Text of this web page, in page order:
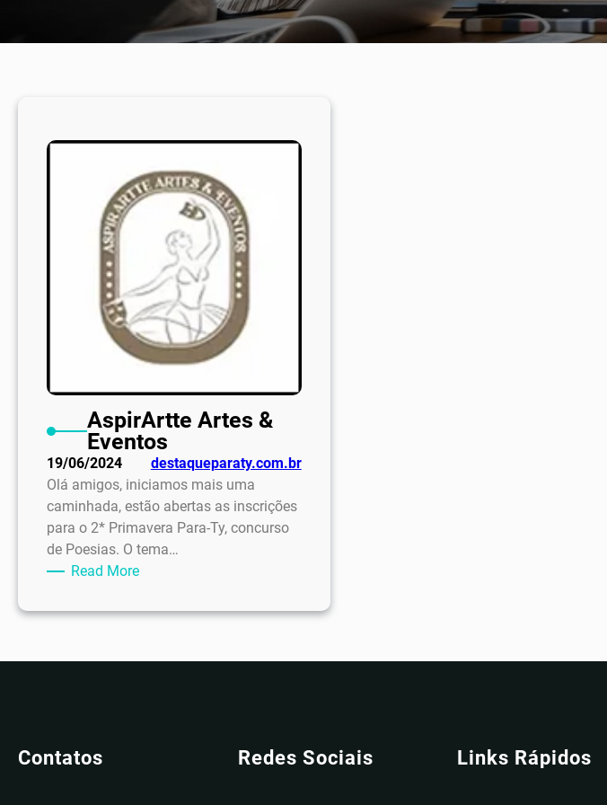
AspirArtte Artes &
Eventos
19/06/2024
destaqueparaty.com.br
Olá amigos, iniciamos mais uma
caminhada, estão abertas as inscrições
para o 2* Primavera Para-Ty, concurso
de Poesias. O tema…
Read More:
Artes
Contatos Redes Sociais Links Rápidos